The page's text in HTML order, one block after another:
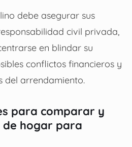
debe asegurar sus
civil privada,
en blindar su
conflictos financieros y
del arrendamiento.
para comparar y
hogar para